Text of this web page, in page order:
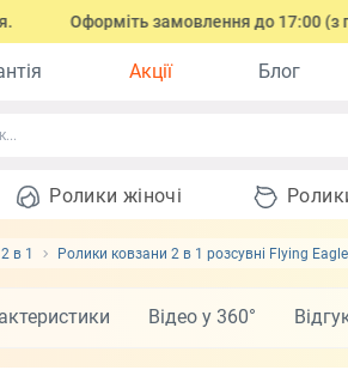
Оформіть замовлення до 17:00 (з
Акції Блог
Ролики жіночі
в 1 Ролики ковзани 2 в 1 розсувні Flying
Відео у 360°